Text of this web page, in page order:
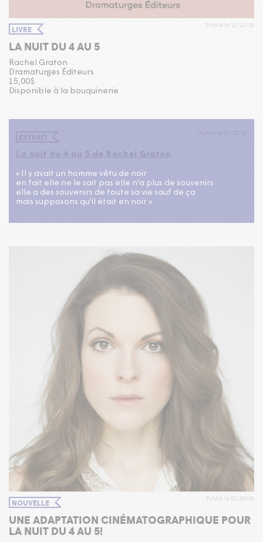
LIVRE Publié le 12/12/18
LA NUIT DU 4 AU 5
Rachel Graton
Dramaturges Éditeurs
15,00$
Disponible à la bouquinerie
EXTRAIT Publié le 07/12/18
La nuit du 4 au 5 de Rachel Graton
« Il y avait un homme vêtu de noir
en fait elle ne le sait pas elle n'a plus de souvenirs
elle a des souvenirs de toute sa vie sauf de ça
mais supposons qu'il était en noir »
NOUVELLE Publié le 02/10/18
UNE ADAPTATION CINÉMATOGRAPHIQUE POUR
LA NUIT DU 4 AU 5!